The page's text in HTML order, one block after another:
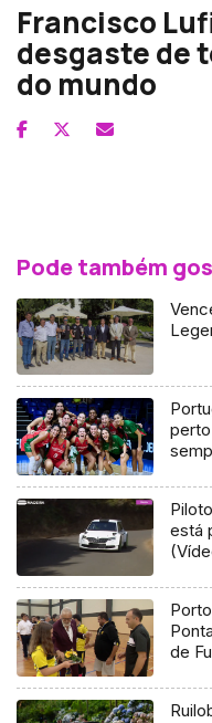
Francisco
desgaste de
do mundo
Pode também
está
de